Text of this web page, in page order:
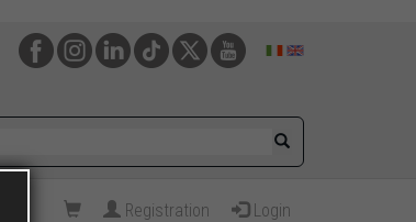
Registration Login